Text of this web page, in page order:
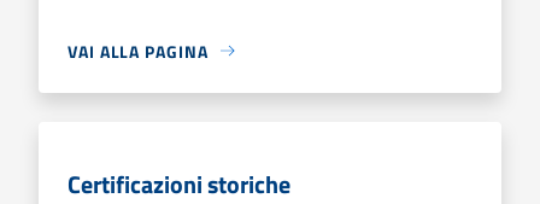
VAI ALLA PAGINA
Certificazioni storiche